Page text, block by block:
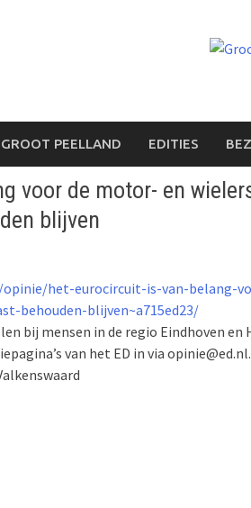
PEELLAND EDITIES
voor de motor- en
blijven
het-eurocircuit-is-van-belang-
behouden-blijven~a715ed23/
bij mensen in de regio Eindhoven en
van het ED in via